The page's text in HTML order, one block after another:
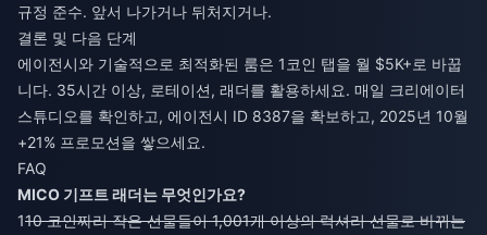
규정 준수. 앞서 나가거나 뒤처지거나.
결론 및 다음 단계
에이전시와 기술적으로 최적화된 룸은 1코인 탭을 월 $5K+로 바꿉
니다. 35시간 이상, 로테이션, 래더를 활용하세요. 매일 크리에이터
스튜디오를 확인하고, 에이전시 ID 8387을 확보하고, 2025년 10월
+21% 프로모션을 쌓으세요.
FAQ
MICO 기프트 래더는 무엇인가요?
110 코인짜리 작은 선물들이 1,001개 이상의 럭셔리 선물로 바뀌는